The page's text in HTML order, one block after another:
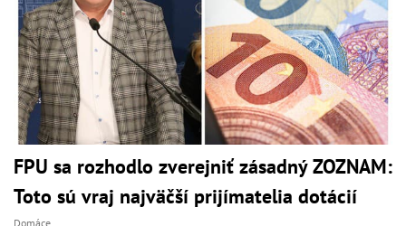
FPU sa rozhodlo zverejniť zásadný ZOZNAM:
Toto sú vraj najväčší prijímatelia dotácií
Domáce